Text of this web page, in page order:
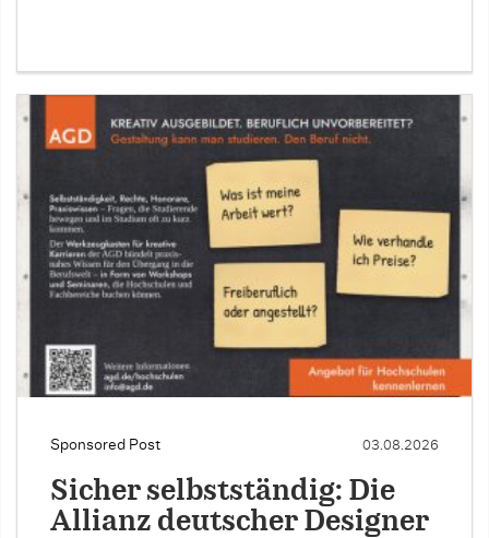
Sponsored Post 03.08.2026
Sicher selbstständig: Die
Allianz deutscher Designer